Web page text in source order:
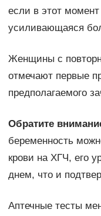
если в этот
усиливающаяся
Женщины с
отмечают первые
предполагаемого
Обратите
беременность
крови на ХГЧ, его
днем, что и
Аптечные тесты